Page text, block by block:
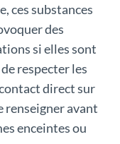
ces substances
des
si elles sont
respecter les
direct sur
renseigner avant
enceintes ou